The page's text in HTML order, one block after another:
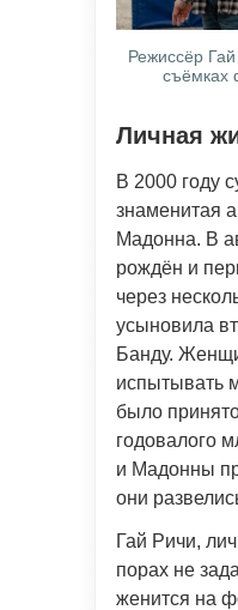
Режиссёр
съёмках
Личная
В 2000 году
знаменитая
Мадонна. В
рождён и
через
усыновила
Банду.
испытывать
было
годовалого
и Мадонны
они
Гай Ричи,
порах не
женится на